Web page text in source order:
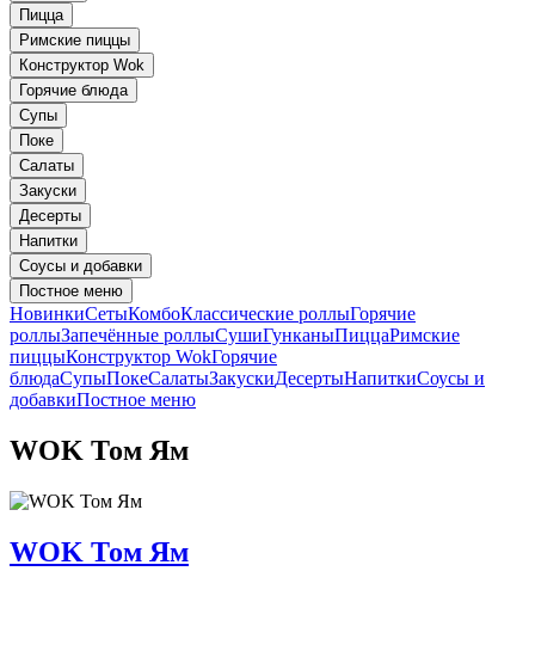
Пицца
Римские пиццы
Конструктор Wok
Горячие блюда
Супы
Поке
Салаты
Закуски
Десерты
Напитки
Соусы и добавки
Постное меню
НовинкиСетыКомбоКлассические роллыГорячие
роллыЗапечённые роллыСушиГунканыПиццаРимские
пиццыКонструктор WokГорячие
блюдаСупыПокеСалатыЗакускиДесертыНапиткиСоусы и
добавкиПостное меню
WOK Том Ям
WOK Том Ям